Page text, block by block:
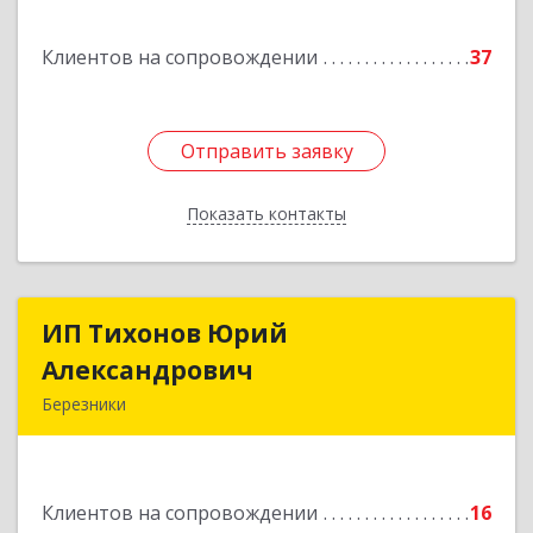
Клиентов на сопровождении 37
Отправить заявку
Показать контакты
Отправить заявку
Назад
ИП Тихонов Юрий
Александрович
Березники
Клиентов на сопровождении 16
ИП Тихонов Юрий
Подробнее